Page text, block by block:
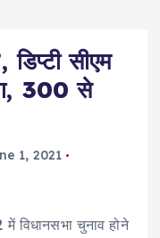
सीएम
300 से
1, 2021
विधानसभा चुनाव होने